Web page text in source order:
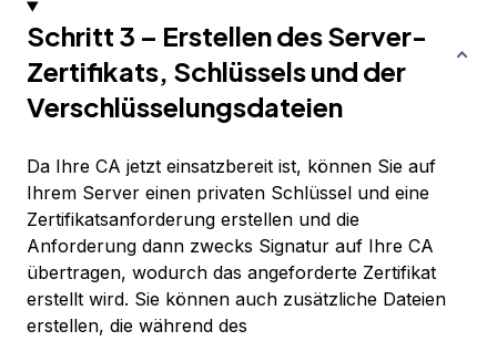
Schritt 3 – Erstellen des Server-
Zertifikats, Schlüssels und der
Verschlüsselungsdateien
Da Ihre CA jetzt einsatzbereit ist, können Sie auf
Ihrem Server einen privaten Schlüssel und eine
Zertifikatsanforderung erstellen und die
Anforderung dann zwecks Signatur auf Ihre CA
übertragen, wodurch das angeforderte Zertifikat
erstellt wird. Sie können auch zusätzliche Dateien
erstellen, die während des